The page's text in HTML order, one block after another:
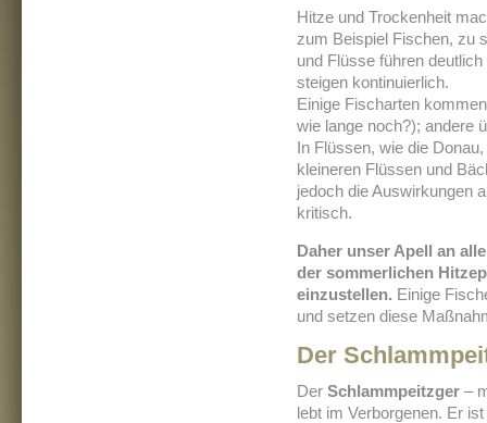
Hitze und Trockenheit
zum Beispiel Fischen, zu
und Flüsse führen
steigen kontinuierlich.
Einige Fischarten
wie lange noch?); andere
In Flüssen, wie die
kleineren Flüssen und
jedoch die Auswirkungen
kritisch.
Daher unser Apell an
der sommerlichen
einzustellen. Einige
und setzen diese
Der
Der Schlammpeitzger –
lebt im Verborgenen. Er